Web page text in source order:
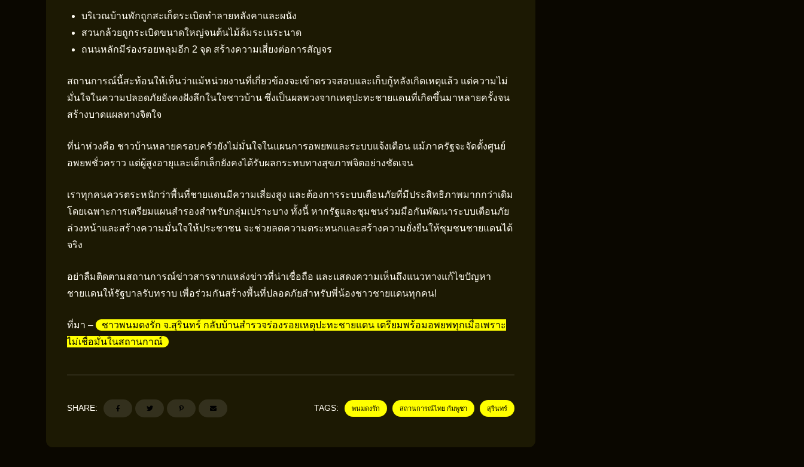
บริเวณบ้านพักถูกสะเก็ดระเบิดทำลายหลังคาและผนัง
สวนกล้วยถูกระเบิดขนาดใหญ่จนต้นไม้ล้มระเนระนาด
ถนนหลักมีร่องรอยหลุมอีก 2 จุด สร้างความเสี่ยงต่อการสัญจร
สถานการณ์นี้สะท้อนให้เห็นว่าแม้หน่วยงานที่เกี่ยวข้องจะเข้าตรวจสอบและเก็บกู้หลังเกิดเหตุแล้ว แต่ความไม่
มั่นใจในความปลอดภัยยังคงฝังลึกในใจชาวบ้าน ซึ่งเป็นผลพวงจากเหตุปะทะชายแดนที่เกิดขึ้นมาหลายครั้งจน
สร้างบาดแผลทางจิตใจ
ที่น่าห่วงคือ ชาวบ้านหลายครอบครัวยังไม่มั่นใจในแผนการอพยพและระบบแจ้งเตือน แม้ภาครัฐจะจัดตั้งศูนย์
อพยพชั่วคราว แต่ผู้สูงอายุและเด็กเล็กยังคงได้รับผลกระทบทางสุขภาพจิตอย่างชัดเจน
เราทุกคนควรตระหนักว่าพื้นที่ชายแดนมีความเสี่ยงสูง และต้องการระบบเตือนภัยที่มีประสิทธิภาพมากกว่าเดิม
โดยเฉพาะการเตรียมแผนสำรองสำหรับกลุ่มเปราะบาง ทั้งนี้ หากรัฐและชุมชนร่วมมือกันพัฒนาระบบเตือนภัย
ล่วงหน้าและสร้างความมั่นใจให้ประชาชน จะช่วยลดความตระหนกและสร้างความยั่งยืนให้ชุมชนชายแดนได้
จริง
อย่าลืมติดตามสถานการณ์ข่าวสารจากแหล่งข่าวที่น่าเชื่อถือ และแสดงความเห็นถึงแนวทางแก้ไขปัญหา
ชายแดนให้รัฐบาลรับทราบ เพื่อร่วมกันสร้างพื้นที่ปลอดภัยสำหรับพี่น้องชาวชายแดนทุกคน!
ที่มา –
ชาวพนมดงรัก จ.สุรินทร์ กลับบ้านสำรวจร่องรอยเหตุปะทะชายแดน เตรียมพร้อมอพยพทุกเมื่อเพราะ
ไม่เชื่อมั่นในสถานกาณ์
SHARE: TAGS: พนมดงรัก สถานการณ์ไทย กัมพูชา สุรินทร์